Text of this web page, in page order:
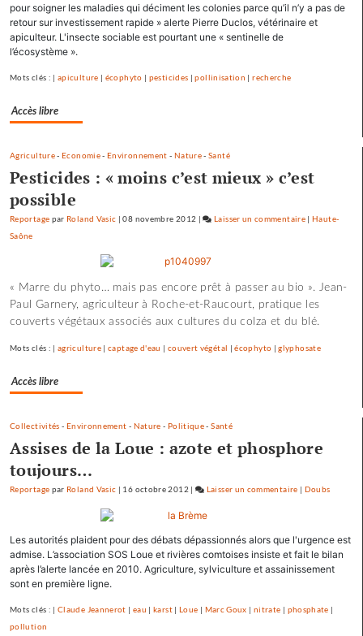
scories
de
pour soigner les maladies qui déciment les colonies parce qu’il n’y a pas de
retour sur investissement rapide » alerte Pierre Duclos, vétérinaire et
apiculteur. L'insecte sociable est pourtant une « sentinelle de
l’écosystème ».
Mots clés : |apiculture | écophyto | pesticides |pollinisation |recherche
Accès libre
Agriculture-Economie-Environnement - Nature-Santé
Pesticides : « moins c’est mieux » c’est
possible
Reportage par Roland Vasic |08 novembre 2012 | Laisser un commentaire on
les
scories
de
|Haute-
Saône
« Marre du phyto… mais pas encore prêt à passer au bio ». Jean-
Paul Garnery, agriculteur à Roche-et-Raucourt, pratique les
couverts végétaux associés aux cultures du colza et du blé.
Mots clés : |agriculture |captage d'eau | couvert végétal |écophyto |glyphosate
Accès libre
Collectivités - Environnement - Nature - Politique-Santé
Assises de la Loue : azote et phosphore
toujours…
Reportage par Roland Vasic | 16 octobre 2012| Laisser un commentaire on
et
les
scories
la
| Doubs
Les autorités plaident pour des débats dépassionnés alors que l'urgence est
admise. L’association SOS Loue et rivières comtoises insiste et fait le bilan
après l’alerte lancée en 2010. Agriculture, sylviculture et assainissement
sont en première ligne.
Mots clés : |Claude Jeannerot | eau |karst| Loue | Marc Goux | nitrate | phosphate |
pollution